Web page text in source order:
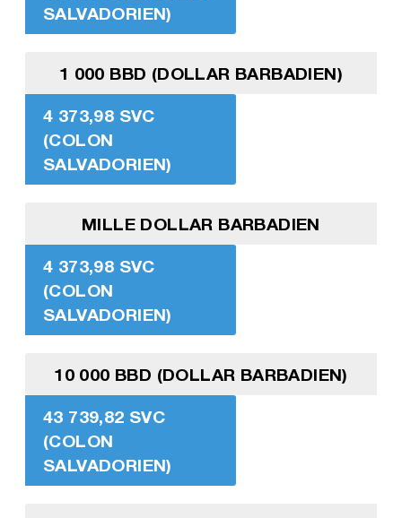
SALVADORIEN)
1 000 BBD (DOLLAR BARBADIEN)
4 373,98 SVC
(COLON
SALVADORIEN)
MILLE DOLLAR BARBADIEN
4 373,98 SVC
(COLON
SALVADORIEN)
10 000 BBD (DOLLAR BARBADIEN)
43 739,82 SVC
(COLON
SALVADORIEN)